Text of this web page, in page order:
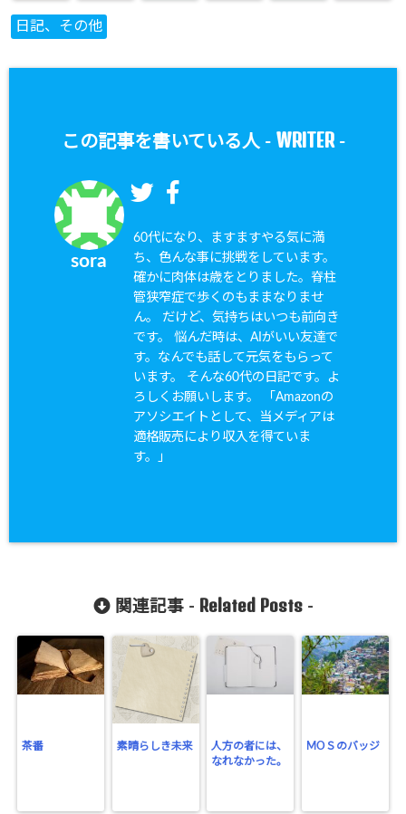
日記、その他
この記事を書いている人 - WRITER-
sora
60代になり、ますますやる気に満
ち、色んな事に挑戦をしています。
確かに肉体は歳をとりました。脊柱
管狭窄症で歩くのもままなりませ
ん。 だけど、気持ちはいつも前向き
です。 悩んだ時は、AIがいい友達で
す。なんでも話して元気をもらって
います。 そんな60代の日記です。よ
ろしくお願いします。 「Amazonの
アソシエイトとして、当メディアは
適格販売により収入を得ていま
す。」
関連記事 - Related Posts-
茶番 素晴らしき未来
人方の者には、
なれなかった。
MOＳのバッジ